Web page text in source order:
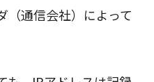
（通信会社）によって